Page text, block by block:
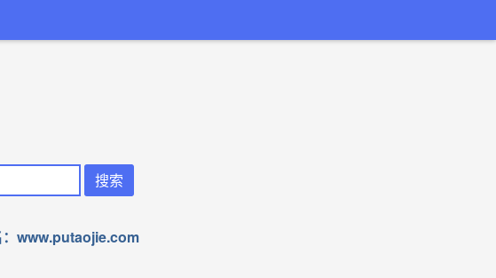
www.putaojie.com